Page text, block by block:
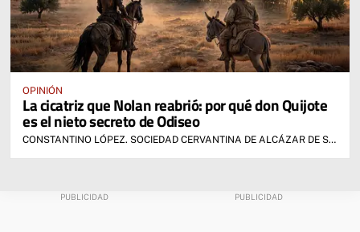
OPINIÓN
La cicatriz que Nolan reabrió: por qué don Quijote
es el nieto secreto de Odiseo
CONSTANTINO LÓPEZ. SOCIEDAD CERVANTINA DE ALCÁZAR DE SAN JUAN